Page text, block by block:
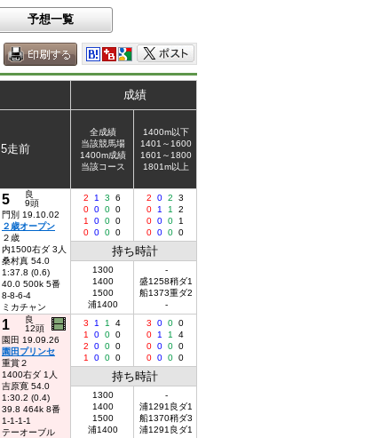
予想一覧
成績
5走前
全成績
当該競馬場
1400m成績
当該コース
1400m以下
1401～1600
1601～1800
1801m以上
5
良
9頭
門別 19.10.02
２歳オープン
２歳
内1500右ダ 3人
桑村真 54.0
1:37.8 (0.6)
40.0 500k 5番
8-8-6-4
ミカチャン
2 1 3
6
0 0 0 0
1
0 0 0
0 0 0 0
2 0 2
3
0
1 1
2
0 0 0
1
0 0 0 0
持ち時計
1300
1400
1500
浦1400
-
盛1258稍ダ1
船1373重ダ2
-
1
良
12頭
園田 19.09.26
園田プリンセ
重賞２
1400右ダ 1人
吉原寛 54.0
1:30.2 (0.4)
39.8 464k 8番
1-1-1-1
テーオーブル
3 1 1
4
1
0 0 0
2
0 0 0
1
0 0 0
3 0 0 0
0
1 1
4
0 0 0 0
0 0 0 0
持ち時計
1300
1400
1500
浦1400
-
浦1291良ダ1
船1370稍ダ3
浦1291良ダ1